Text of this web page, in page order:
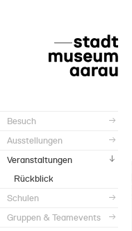
Besuch
Ausstellungen
Veranstaltungen
Rückblick
Schulen
Gruppen & Teamevents